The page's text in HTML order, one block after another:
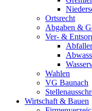
Ortsrecht
Abgaben &
Ver- &
Wahlen
VG Baunach
Wirtschaft & Bauen